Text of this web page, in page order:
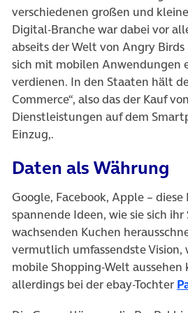
verschiedenen großen und
Digital-Branche war dabei vor
abseits der Welt von Angry
sich mit mobilen Anwendungen
verdienen. In den Staaten hält
Commerce“, also das der Kauf
Dienstleistungen auf dem
Einzug,.
Daten als Währung
Google, Facebook, Apple – diese
spannende Ideen, wie sie sich
wachsenden Kuchen
vermutlich umfassendste Vision,
mobile Shopping-Welt aussehen
allerdings bei der ebay-Tochter